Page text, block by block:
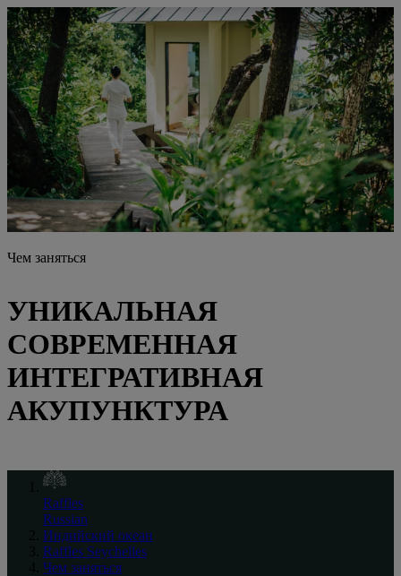
Чем заняться
УНИКАЛЬНАЯ
СОВРЕМЕННАЯ
ИНТЕГРАТИВНАЯ
АКУПУНКТУРА
Raffles
Russian
Индийский океан
Raffles Seychelles
Чем заняться